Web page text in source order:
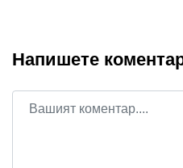
Напишете